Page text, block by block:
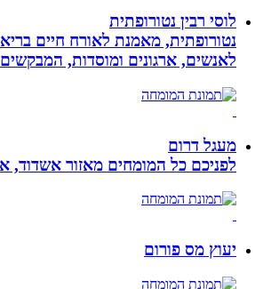
לוסי רבין נטורופתית
לאנשים, ארגונים ומוסדות,
מעגל דרום
לפניכם כל המומחים מאזור אשדוד,
יעוץ מס פורום